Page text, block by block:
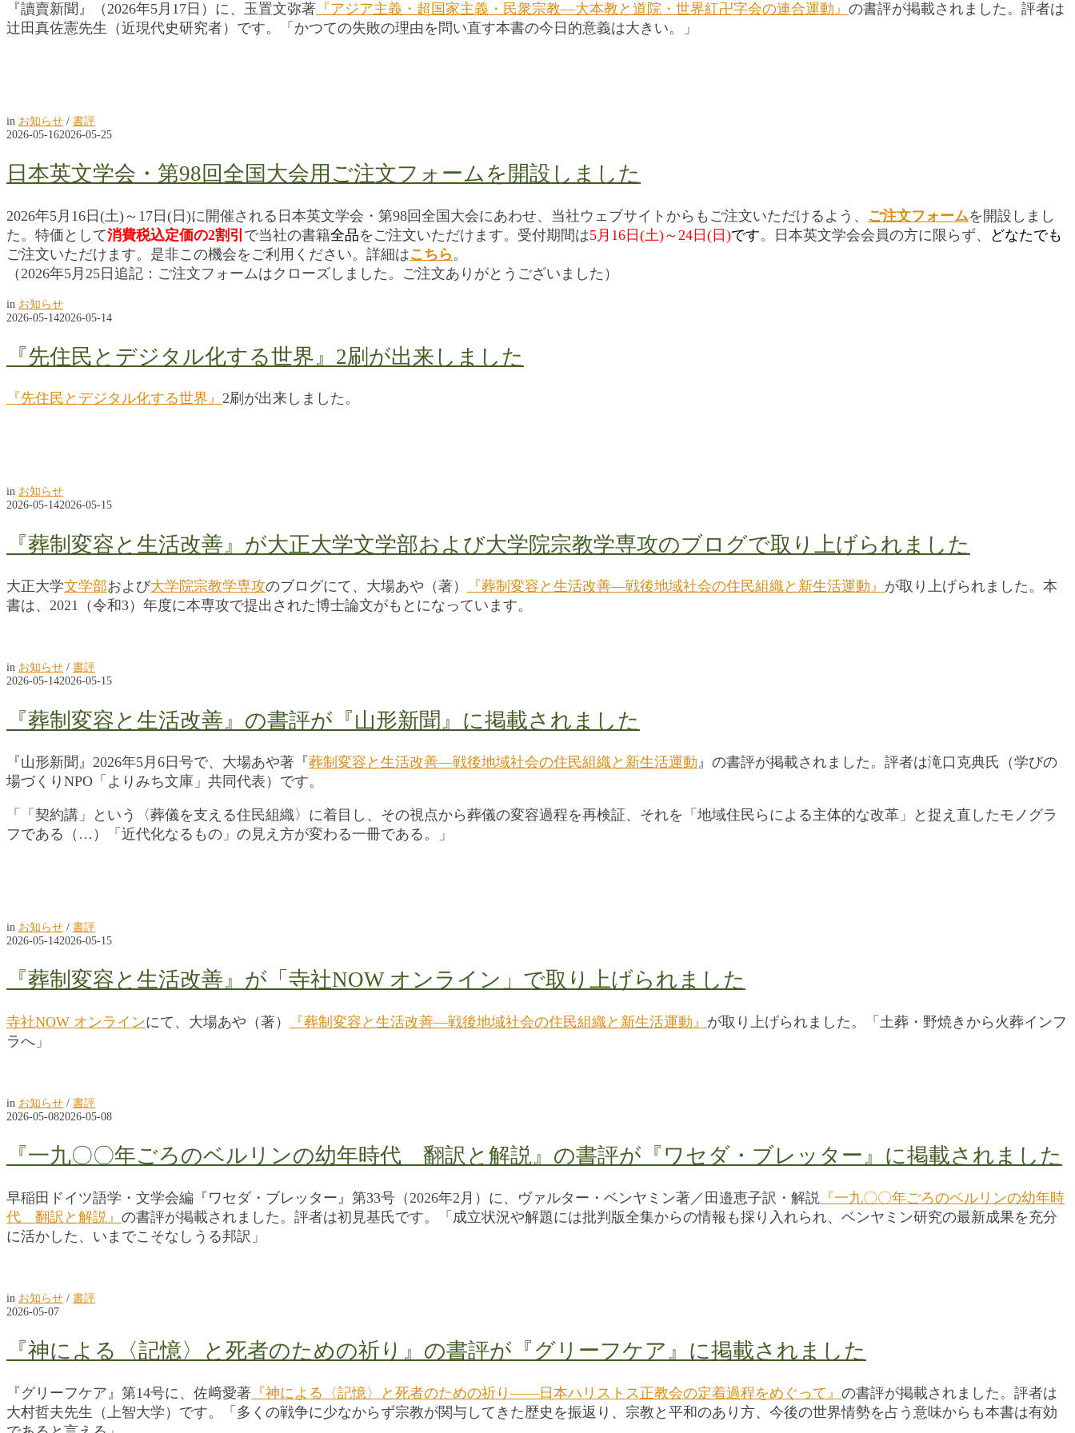
『讀賣新聞』（2026年5月17日）に、玉置文弥著 『アジア主義・超国家主義・民衆宗教―大本教と道院・世界紅卍字会の連合運動』 の書評が掲載されました。評者は
辻田真佐憲先生（近現代史研究者）です。「かつての失敗の理由を問い直す本書の今日的意義は大きい。」
in お知らせ / 書評
2026-05-162026-05-25
日本英文学会・第98回全国大会用ご注文フォームを開設しました
2026年5月16日(土)～17日(日)に開催される日本英文学会・第98回全国大会にあわせ、当社ウェブサイトからもご注文いただけるよう、 ご注文フォームを開設しまし
た。特価として消費税込定価の2割引 で当社の書籍全品をご注文いただけます。受付期間は5月16日(土)～24日(日)です。日本英文学会会員の方に限らず、 どなたでも
ご注文いただけます。是非この機会をご利用ください。詳細はこちら 。
（2026年5月25日追記：ご注文フォームはクローズしました。ご注文ありがとうございました）
in お知らせ
2026-05-142026-05-14
『先住民とデジタル化する世界』2刷が出来しました
『先住民とデジタル化する世界』 2刷が出来しました。
in お知らせ
2026-05-142026-05-15
『葬制変容と生活改善』が大正大学文学部および大学院宗教学専攻のブログで取り上げられました
大正大学文学部および大学院宗教学専攻のブログにて、大場あや（著） 『葬制変容と生活改善―戦後地域社会の住民組織と新生活運動』 が取り上げられました。本
書は、2021（令和3）年度に本専攻で提出された博士論文がもとになっています。
in お知らせ / 書評
2026-05-142026-05-15
『葬制変容と生活改善』の書評が『山形新聞』に掲載されました
『山形新聞』2026年5月6日号で、大場あや著『葬制変容と生活改善―戦後地域社会の住民組織と新生活運動』の書評が掲載されました。評者は滝口克典氏（学びの
場づくりNPO「よりみち文庫」共同代表）です。
「「契約講」という〈葬儀を支える住民組織〉に着目し、その視点から葬儀の変容過程を再検証、それを「地域住民らによる主体的な改革」と捉え直したモノグラ
フである（…）「近代化なるもの」の見え方が変わる一冊である。」
in お知らせ / 書評
2026-05-142026-05-15
『葬制変容と生活改善』が「寺社NOW オンライン」で取り上げられました
寺社NOW オンラインにて、大場あや（著） 『葬制変容と生活改善―戦後地域社会の住民組織と新生活運動』 が取り上げられました。「土葬・野焼きから火葬インフ
ラへ」
in お知らせ / 書評
2026-05-082026-05-08
『一九〇〇年ごろのベルリンの幼年時代 翻訳と解説』の書評が『ワセダ・ブレッター』に掲載されました
早稲田ドイツ語学・文学会編『ワセダ・ブレッター』第33号（2026年2月）に、ヴァルター・ベンヤミン著／田邉恵子訳・解説 『一九〇〇年ごろのベルリンの幼年時
代 翻訳と解説 』 の書評が掲載されました。評者は初見基氏です。「成立状況や解題には批判版全集からの情報も採り入れられ、ベンヤミン研究の最新成果を充分
に活かした、いまでこそなしうる邦訳」
in お知らせ / 書評
2026-05-07
『神による〈記憶〉と死者のための祈り』の書評が『グリーフケア』に掲載されました
『グリーフケア』第14号に、佐﨑愛著 『神による〈記憶〉と死者のための祈り――日本ハリストス正教会の定着過程をめぐって』 の書評が掲載されました。評者は
大村哲夫先生（上智大学）です。「多くの戦争に少なからず宗教が関与してきた歴史を振返り、宗教と平和のあり方、今後の世界情勢を占う意味からも本書は有効